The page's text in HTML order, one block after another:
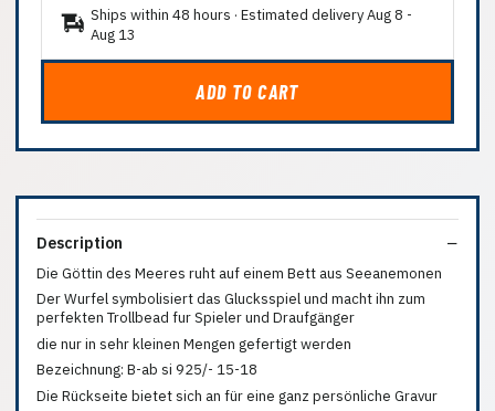
Ships within 48 hours · Estimated deliveryAug 8 -
Aug 13
ADD TO CART
Description
Die Göttin des Meeres ruht auf einem Bett aus Seeanemonen
Der Wurfel symbolisiert das Glucksspiel und macht ihn zum
perfekten Trollbead fur Spieler und Draufgänger
die nur in sehr kleinen Mengen gefertigt werden
Bezeichnung: B-ab si 925/- 15-18
Die Rückseite bietet sich an für eine ganz persönliche Gravur